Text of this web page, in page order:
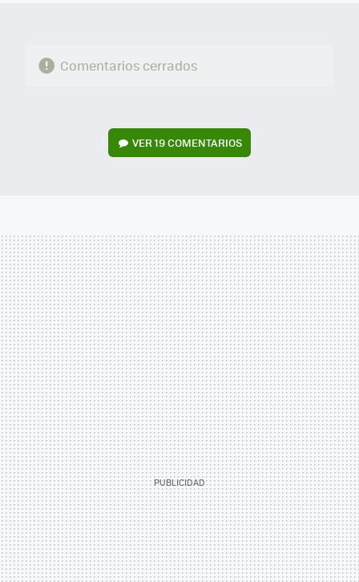
Comentarios cerrados
VER19 COMENTARIOS